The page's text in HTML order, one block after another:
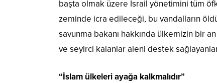
başta olmak üzere İsrail yönetimini tüm
zeminde icra edileceği, bu vandalların
savunma bakanı hakkında ülkemizin bir an
ve seyirci kalanlar aleni destek
“İslam ülkeleri ayağa kalkmalıdır”